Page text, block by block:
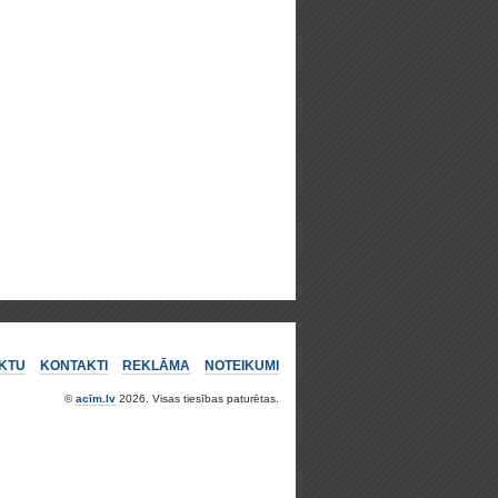
KONTAKTI REKLĀMA NOTEIKUMI
©acīm.lv 2026. Visas tiesības paturētas.